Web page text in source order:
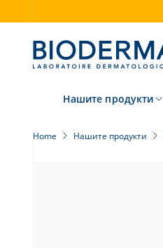
Нашите продукти
Home Нашите продукти